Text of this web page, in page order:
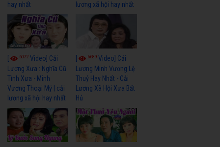
hay nhất
lương xã hội hay nhất
6072 Video] Cải
Lương Xưa : Nghĩa Cũ
Tình Xưa - Minh
Vương Thoại Mỹ | cải
lương xã hội hay nhất
6689Video] Cải
Lương Minh Vương Lệ
Thuỷ Hay Nhất - Cải
Lương Xã Hội Xưa Bất
Hủ